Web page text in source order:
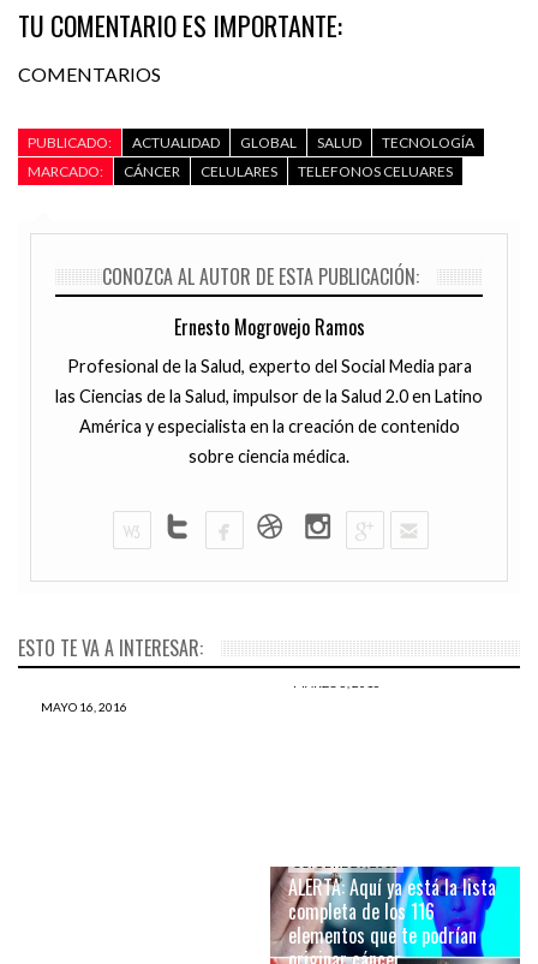
TU COMENTARIO ES IMPORTANTE:
COMENTARIOS
PUBLICADO: ACTUALIDAD GLOBAL SALUD
TECNOLOGÍA
MARCADO:
CÁNCER CELULARES TELEFONOS CELUARES
CONOZCA AL AUTOR DE ESTA PUBLICACIÓN:
Ernesto Mogrovejo Ramos
Profesional de la Salud, experto del Social Media para
las Ciencias de la Salud, impulsor de la Salud 2.0 en Latino
América y especialista en la creación de contenido
sobre ciencia médica.
ESTO TE VA A INTERESAR:
MAYO 16, 2016
ALERTA: Aquí ya está la lista
completa de los 116
elementos que te podrían